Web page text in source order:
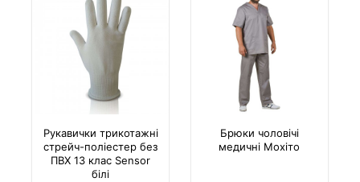
Рукавички трикотажні
стрейч-поліестер без
ПВХ 13 клас Sensor
білі
Брюки чоловічі
медичні Мохіто